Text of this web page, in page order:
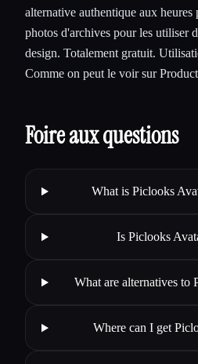
alternative authentique aux heures
photos d'archives pour les utiliser
design. Totalement gratuit.
Comme on peut le voir sur
Foire aux questions
What is Piclooks
Is Piclooks
What are alternatives to
Where can I get